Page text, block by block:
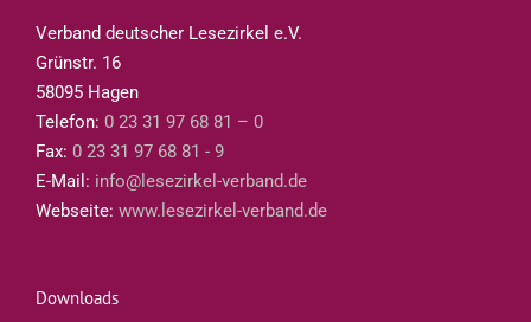
Verband deutscher Lesezirkel e.V.
Grünstr. 16
58095 Hagen
Telefon: 0 23 31 97 68 81 – 0
Fax: 0 23 31 97 68 81 - 9
E-Mail: info@lesezirkel-verband.de
Webseite: www.lesezirkel-verband.de
Downloads